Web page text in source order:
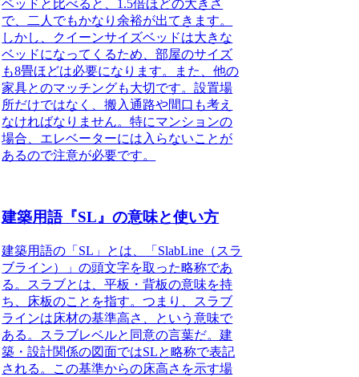
ベッドと比べると、1.5倍ほどの大きさ
で、二人でもかなり余裕が出てきます。
しかし、クイーンサイズベッドは大きな
ベッドになってくるため、部屋のサイズ
も8畳ほどは必要になります。また、他の
家具とのマッチングも大切です。設置場
所だけではなく、搬入通路や間口も考え
なければなりません。特にマンションの
場合、エレベーターには入らないことが
あるので注意が必要です。
建築用語『SL』の意味と使い方
建築用語の「SL」とは、
「SlabLine（スラ
ブライン）」の頭文字を取った略称であ
る。スラブとは、平板・背板の意味を持
ち、床板のことを指す。つまり、スラブ
ラインは床材の基準高さ、という意味で
ある。スラブレベルと同意の言葉だ。建
築・設計関係の図面ではSLと略称で表記
される。この基準からの床高さを示す場